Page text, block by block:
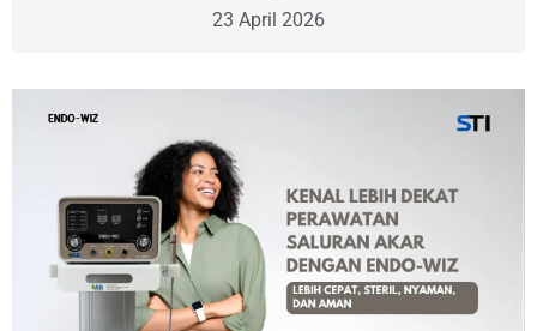
23 April 2026